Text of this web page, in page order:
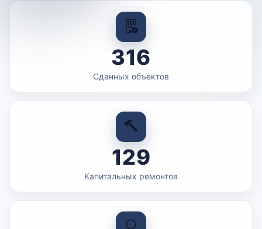
316
Сданных объектов
129
Капитальных ремонтов